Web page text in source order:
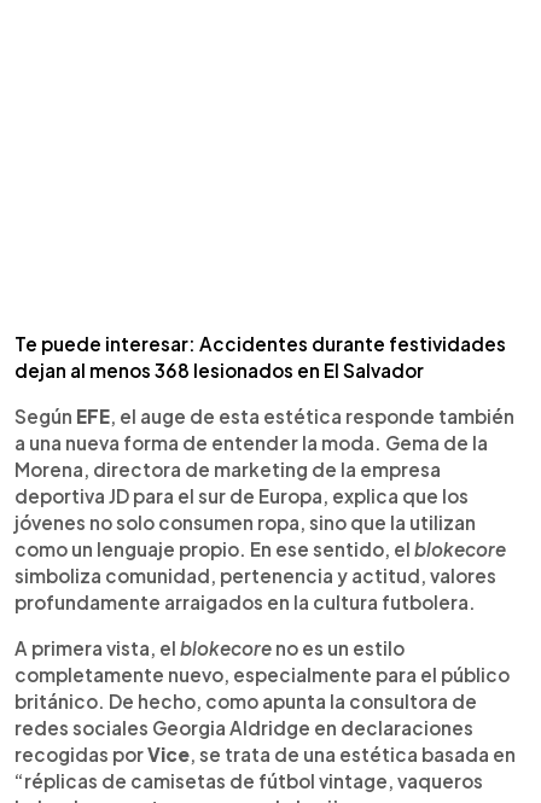
Te puede interesar: Accidentes durante festividades
dejan al menos 368 lesionados en El Salvador
Según EFE, el auge de esta estética responde también
a una nueva forma de entender la moda. Gema de la
Morena, directora de marketing de la empresa
deportiva JD para el sur de Europa, explica que los
jóvenes no solo consumen ropa, sino que la utilizan
como un lenguaje propio. En ese sentido, el blokecore
simboliza comunidad, pertenencia y actitud, valores
profundamente arraigados en la cultura futbolera.
A primera vista, el blokecore no es un estilo
completamente nuevo, especialmente para el público
británico. De hecho, como apunta la consultora de
redes sociales Georgia Aldridge en declaraciones
recogidas porVice, se trata de una estética basada en
“réplicas de camisetas de fútbol vintage, vaqueros